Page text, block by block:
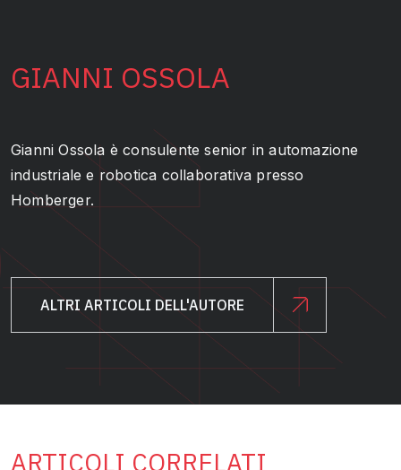
GIANNI OSSOLA
Gianni Ossola è consulente senior in automazione
industriale e robotica collaborativa presso
Homberger.
ALTRI ARTICOLI DELL'AUTORE
ARTICOLI CORRELATI